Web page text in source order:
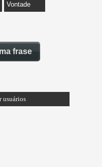
Vontade
frase
usuários